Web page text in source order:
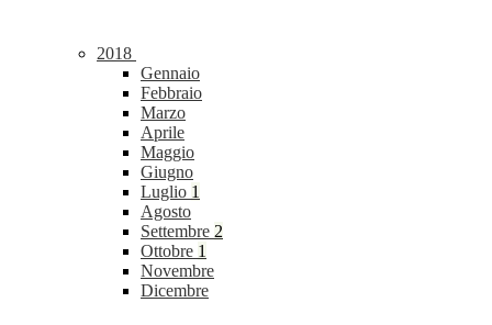
2018
Gennaio
Febbraio
Marzo
Aprile
Maggio
Giugno
Luglio 1
Agosto
Settembre 2
Ottobre 1
Novembre
Dicembre